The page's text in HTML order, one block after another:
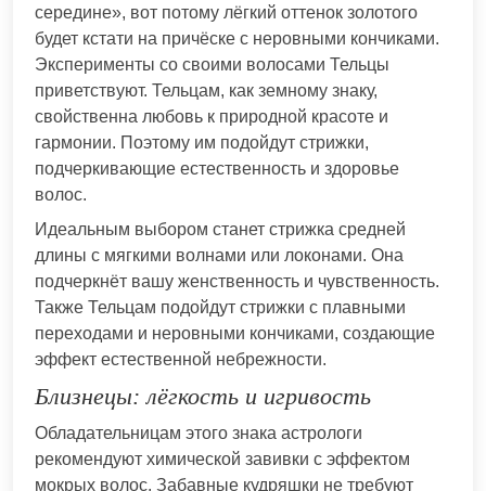
середине», вот потому лёгкий оттенок золотого
будет кстати на причёске с неровными кончиками.
Эксперименты со своими волосами Тельцы
приветствуют. Тельцам, как земному знаку,
свойственна любовь к природной красоте и
гармонии. Поэтому им подойдут стрижки,
подчеркивающие естественность и здоровье
волос.
Идеальным выбором станет стрижка средней
длины с мягкими волнами или локонами. Она
подчеркнёт вашу женственность и чувственность.
Также Тельцам подойдут стрижки с плавными
переходами и неровными кончиками, создающие
эффект естественной небрежности.
Близнецы: лёгкость и игривость
Обладательницам этого знака астрологи
рекомендуют химической завивки с эффектом
мокрых волос. Забавные кудряшки не требуют